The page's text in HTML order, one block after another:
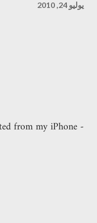
يوليو 24, 2010
- Posted from my iPhone